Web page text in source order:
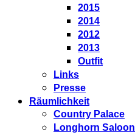
2015
2014
2012
2013
Outfit
Links
Presse
Räumlichkeit
Country Palace
Longhorn Saloon